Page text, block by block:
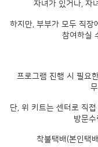
자녀가 있거나, 자
하지만, 부부가 모두 직장
참여하실
프로그램 진행 시 필요
단, 위 키트는 센터로 직
방문
착불택배(본인택